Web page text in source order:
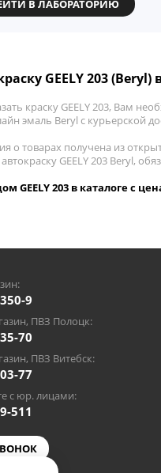
В ЛАБОРАТОРИЮ
GEELY 203 (Beryl)
краску GEELY 203, Вам
эмаль Beryl с курьерской
о товарах получена из
GEELY 203 Beryl,
GEELY 203 в каталоге с
9
ПВЗ Полоцк:
70
ПВЗ Витебск:
77
с юр. лицами:
511